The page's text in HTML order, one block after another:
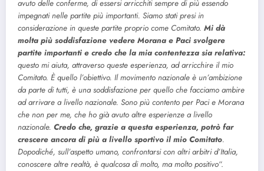
avuto delle conferme, di essersi arricchiti sempre di più essendo
impegnati nelle partite più importanti. Siamo stati presi in
considerazione in queste partite proprio come Comitato. Mi dà
molta più soddisfazione vedere Morana e Paci svolgere
partite importanti e credo che la mia contentezza sia relativa:
questo mi aiuta, attraverso queste esperienza, ad arricchire il mio
Comitato. È quello l’obiettivo. Il movimento nazionale è un’ambizione
da parte di tutti, è una soddisfazione per quello che facciamo ambire
ad arrivare a livello nazionale. Sono più contento per Paci e Morana
che non per me, che ho già avuto altre esperienze a livello
nazionale. Credo che, grazie a questa esperienza, potrò far
crescere ancora di più a livello sportivo il mio Comitato.
Dopodiché, sull’aspetto umano, confrontarsi con altri arbitri d’Italia,
conoscere altre realtà, è qualcosa di molto, ma molto positivo“.